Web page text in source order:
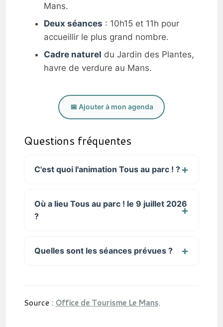
Mans.
Deux séances : 10h15 et 11h pour
accueillir le plus grand nombre.
Cadre naturel du Jardin des Plantes,
havre de verdure au Mans.
📅 Ajouter à mon agenda
Questions fréquentes
C'est quoi l'animation Tous au parc ! ?
Où a lieu Tous au parc ! le 9 juillet 2026
?
Quelles sont les séances prévues ?
Source : Office de Tourisme Le Mans.